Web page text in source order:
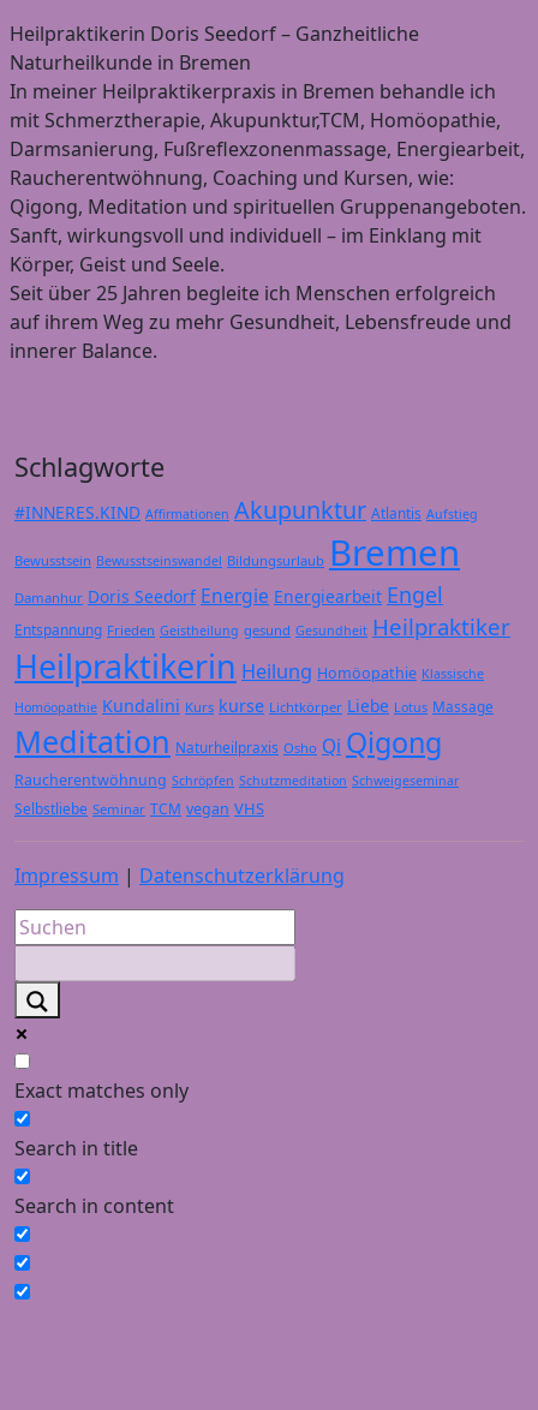
Heilpraktikerin Doris Seedorf – Ganzheitliche
Naturheilkunde in Bremen
In meiner Heilpraktikerpraxis in Bremen behandle ich
mit Schmerztherapie, Akupunktur,TCM, Homöopathie,
Darmsanierung, Fußreflexzonenmassage, Energiearbeit,
Raucherentwöhnung, Coaching und Kursen, wie:
Qigong, Meditation und spirituellen Gruppenangeboten.
Sanft, wirkungsvoll und individuell – im Einklang mit
Körper, Geist und Seele.
Seit über 25 Jahren begleite ich Menschen erfolgreich
auf ihrem Weg zu mehr Gesundheit, Lebensfreude und
innerer Balance.
Schlagworte
#INNERES.KIND Affirmationen Akupunktur Atlantis Aufstieg
Bewusstsein Bewusstseinswandel Bildungsurlaub Bremen
Damanhur Doris Seedorf Energie Energiearbeit Engel
Entspannung Frieden Geistheilung gesund Gesundheit Heilpraktiker
Heilpraktikerin Heilung Homöopathie Klassische
Homöopathie Kundalini Kurs kurse Lichtkörper Liebe Lotus Massage
Meditation Naturheilpraxis Osho Qi Qigong
Raucherentwöhnung Schröpfen Schutzmeditation Schweigeseminar
Selbstliebe Seminar TCM vegan VHS
Impressum | Datenschutzerklärung
Exact matches only
Search in title
Search in content